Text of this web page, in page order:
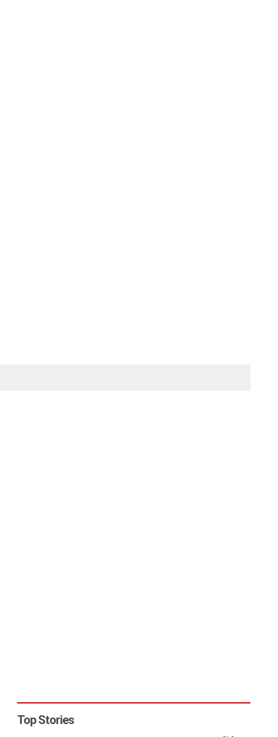
Top Stories